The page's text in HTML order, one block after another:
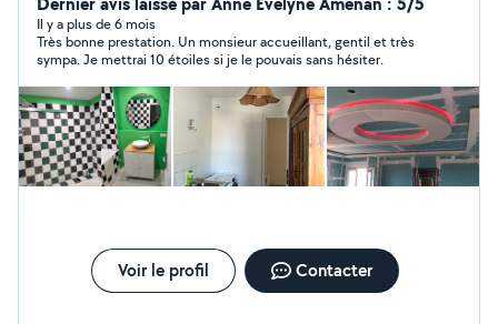
fourni si besoin. Disponible en semaine et week-end.
Il y a plus de 6 mois
Très bonne prestation. Un monsieur accueillant, gentil et très
sympa. Je mettrai 10 étoiles si je le pouvais sans hésiter.
Voir le profil Contacter